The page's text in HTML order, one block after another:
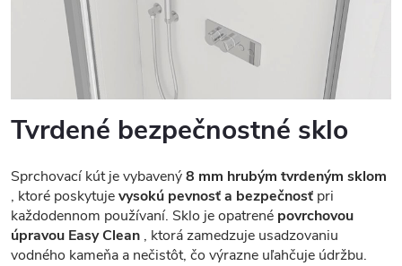
Tvrdené bezpečnostné sklo
Sprchovací kút je vybavený8 mm hrubým tvrdeným sklom
, ktoré poskytujevysokú pevnosť a bezpečnosť pri
každodennom používaní. Sklo je opatrené povrchovou
úpravou Easy Clean , ktorá zamedzuje usadzovaniu
vodného kameňa a nečistôt, čo výrazne uľahčuje údržbu.